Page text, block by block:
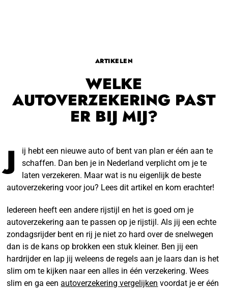
ARTIKELEN
WELKE
AUTOVERZEKERING PAST
ER BIJ MIJ?
J
ij hebt een nieuwe auto of bent van plan er één aan te
schaffen. Dan ben je in Nederland verplicht om je te
laten verzekeren. Maar wat is nu eigenlijk de beste
autoverzekering voor jou? Lees dit artikel en kom erachter!
Iedereen heeft een andere rijstijl en het is goed om je
autoverzekering aan te passen op je rijstijl. Als jij een echte
zondagsrijder bent en rij je niet zo hard over de snelwegen
dan is de kans op brokken een stuk kleiner. Ben jij een
hardrijder en lap jij weleens de regels aan je laars dan is het
slim om te kijken naar een alles in één verzekering. Wees
slim en ga eenautoverzekering vergelijken voordat je er één